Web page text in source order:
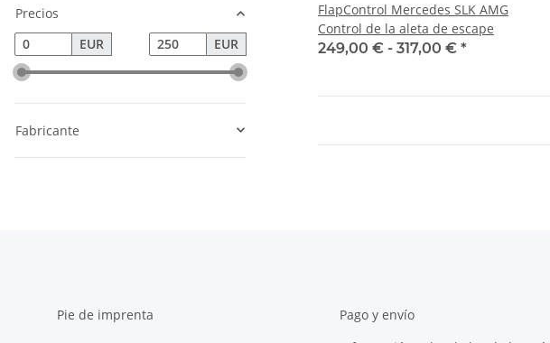
FlapControl Mercedes SLK AMG
Control de la aleta de escape
249,00 € - 317,00 € *
Precios
EUR
EUR
Fabricante
Pie de imprenta
Pago y envío